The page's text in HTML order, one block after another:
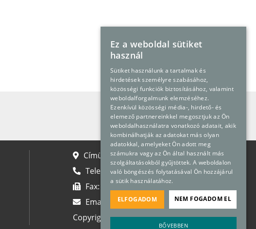
Kapcsolatfelvétel
Címünk: 2040 Budaörs, Gyár u. 2.
Telefon:+36 23 889 700
Fax:
+36 23 889 710
Email:
info@premedpharma.hu
Copyright 2024Premed Pharma
Ez a weboldal sütiket
használ
Sütiket használunk a tartalmak és
hirdetések személyre szabásához,
közösségi funkciók biztosításához, valamint
weboldalforgalmunk elemzéséhez.
Ezenkívül közösségi média-, hirdető- és
elemező partnereinkkel megosztjuk az Ön
weboldalhasználatra vonatkozó adatait, akik
kombinálhatják az adatokat más olyan
adatokkal, amelyeket Ön adott meg
számukra vagy az Ön által használt más
szolgáltatásokból gyűjtöttek. A weboldalon
való böngészés folytatásával Ön hozzájárul
a sütik használatához.
BŐVEBBEN
ELFOGADOM NEM FOGADOM EL